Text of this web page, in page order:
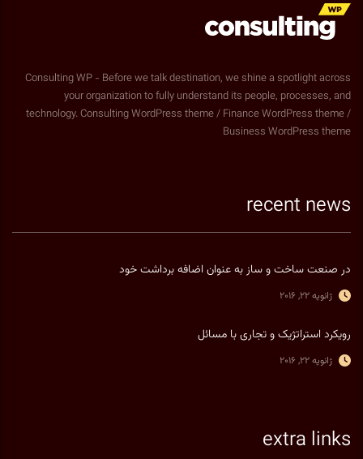
Consulting WP - Before we talk destination, we shine a spotlight across
your organization to fully understand its people, processes, and
technology. Consulting WordPress theme / Finance WordPress theme /
Business WordPress theme
recent news
در صنعت ساخت و ساز به عنوان اضافه برداشت خود
ژانویه 22, 2016
رویکرد استراتژیک و تجاری با مسائل
ژانویه 22, 2016
extra links